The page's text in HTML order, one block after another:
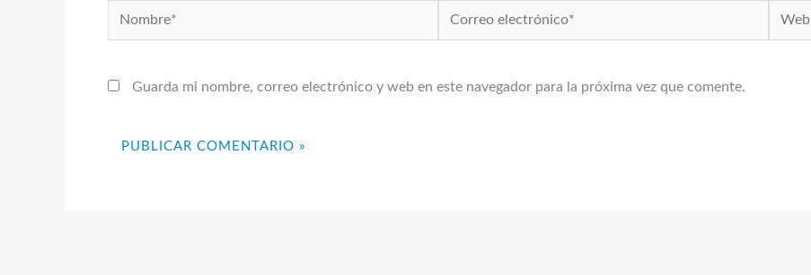
Nombre*
Correo
electrónico*
Web
Guarda mi nombre, correo electrónico y web en este navegador para la próxima vez que comente.